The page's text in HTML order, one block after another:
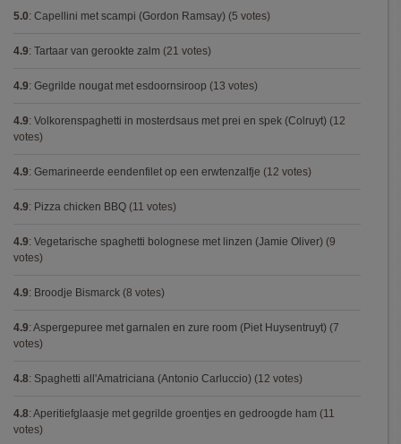
5.0: Capellini met scampi (Gordon Ramsay) (5 votes)
4.9: Tartaar van gerookte zalm (21 votes)
4.9: Gegrilde nougat met esdoornsiroop (13 votes)
4.9: Volkorenspaghetti in mosterdsaus met prei en spek (Colruyt) (12
votes)
4.9: Gemarineerde eendenfilet op een erwtenzalfje (12 votes)
4.9: Pizza chicken BBQ (11 votes)
4.9: Vegetarische spaghetti bolognese met linzen (Jamie Oliver) (9
votes)
4.9: Broodje Bismarck (8 votes)
4.9: Aspergepuree met garnalen en zure room (Piet Huysentruyt) (7
votes)
4.8: Spaghetti all'Amatriciana (Antonio Carluccio) (12 votes)
4.8: Aperitiefglaasje met gegrilde groentjes en gedroogde ham (11
votes)